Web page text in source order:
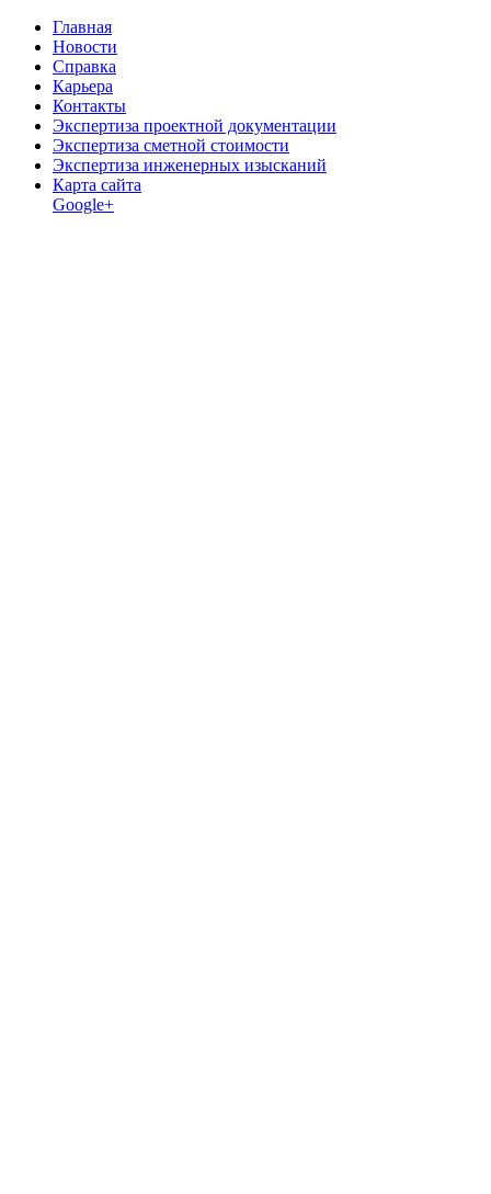
Главная
Новости
Справка
Карьера
Контакты
Экспертиза проектной документации
Экспертиза сметной стоимости
Экспертиза инженерных изысканий
Карта сайта
Google+